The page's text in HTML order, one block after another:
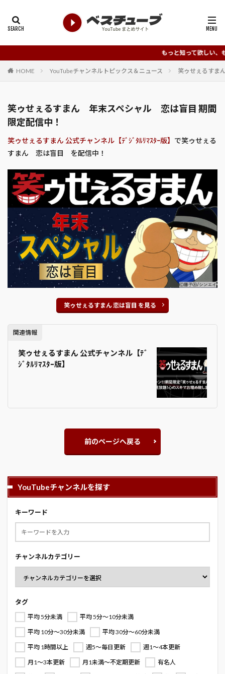
もっと知って欲しい、もっと
HOME YouTubeチャンネルトピックス＆ニュース 笑ゥせぇるすま
笑ゥせぇるすまん 年末スペシャル 恋は盲目 期間
限定配信中！
笑ゥせぇるすまん 公式チャンネル【ﾃﾞｼﾞﾀﾙﾘﾏｽﾀｰ版】 で笑ゥせぇる
すまん 恋は盲目 を配信中！
笑ゥせぇるすまん 恋は盲目 を見る
関連情報
笑ゥせぇるすまん 公式チャンネル【ﾃﾞ
ｼﾞﾀﾙﾘﾏｽﾀｰ版】
前のページへ戻る
YouTubeチャンネルを探す
キーワード
チャンネルカテゴリー
タグ
平均 5分未満
平均 5分～10分未満
平均 10分～30分未満
平均 30分～60分未満
平均 1時間以上
週5～毎日更新
週1～4本更新
月1～3本更新
月1未満～不定期更新
有名人